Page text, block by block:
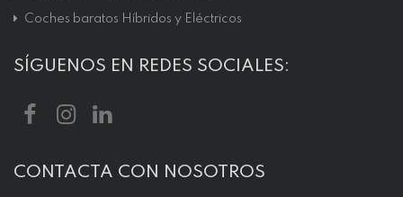
Coches baratos Híbridos y Eléctricos
SÍGUENOS EN REDES SOCIALES:
CONTACTA CON NOSOTROS